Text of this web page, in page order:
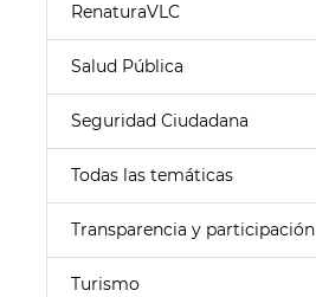
RenaturaVLC
Salud Pública
Seguridad Ciudadana
Todas las temáticas
Transparencia y participación
Turismo